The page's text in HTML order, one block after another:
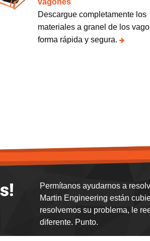
Descargue completamente los
materiales a granel de los
forma rápida y segura.
Permítanos ayudarnos a
Martin Engineering están
resolvemos su problema, le
diferente. Punto.